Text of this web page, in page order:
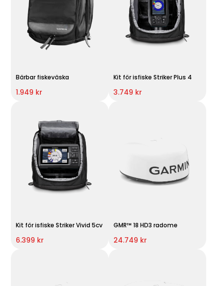
Bärbar fiskeväska
1.949 kr
Kit för isfiske Striker Plus 4
3.749 kr
Kit för isfiske Striker Vivid 5cv
6.399 kr
GMR™ 18 HD3 radome
24.749 kr